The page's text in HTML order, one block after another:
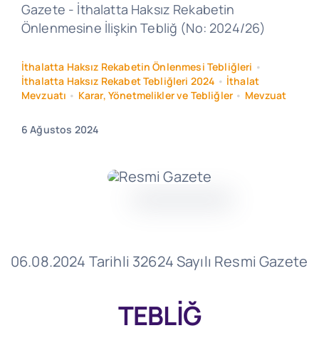
Gazete - İthalatta Haksız Rekabetin
Önlenmesine İlişkin Tebliğ (No: 2024/26)
İthalatta Haksız Rekabetin Önlenmesi Tebliğleri •
İthalatta Haksız Rekabet Tebliğleri 2024 • İthalat
Mevzuatı • Karar, Yönetmelikler ve Tebliğler • Mevzuat
6 Ağustos 2024
06.08.2024 Tarihli 32624 Sayılı Resmi Gazete
TEBLİĞ